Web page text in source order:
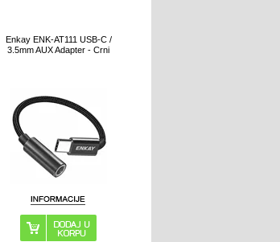
Enkay ENK-AT111 USB-C /
3.5mm AUX Adapter - Crni